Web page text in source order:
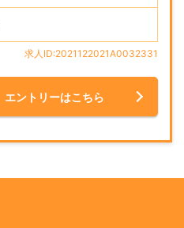
求人ID:2021122021A0032331
エントリーはこちら